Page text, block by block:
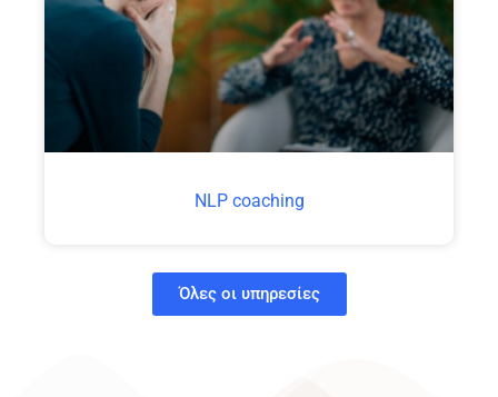
NLP coaching
Όλες οι υπηρεσίες